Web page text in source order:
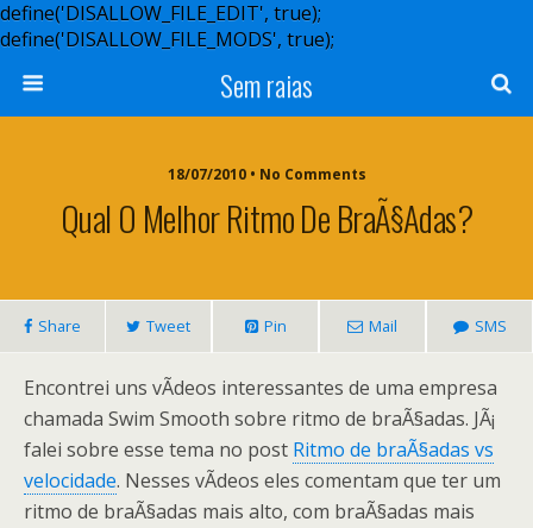
define('DISALLOW_FILE_EDIT', true);
define('DISALLOW_FILE_MODS', true);
Sem raias
18/07/2010 • No Comments
Qual O Melhor Ritmo De BraÃ§adas?
Share Tweet Pin Mail SMS
Encontrei uns vÃ­deos interessantes de uma empresa
chamada Swim Smooth sobre ritmo de braÃ§adas. JÃ¡
falei sobre esse tema no post Ritmo de braÃ§adas vs
velocidade. Nesses vÃ­deos eles comentam que ter um
ritmo de braÃ§adas mais alto, com braÃ§adas mais